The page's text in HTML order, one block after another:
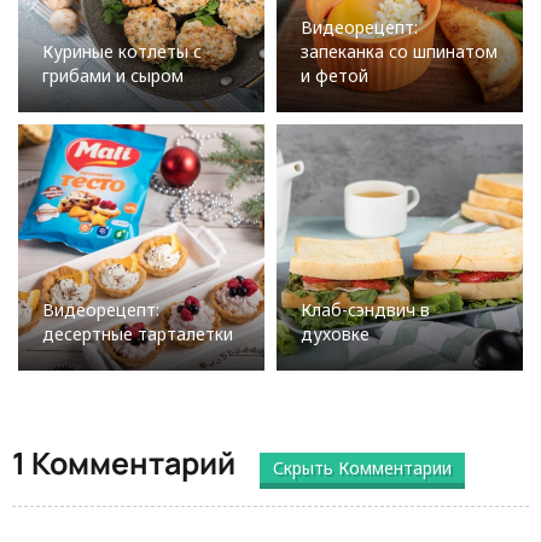
Куриные котлеты с
грибами и сыром
Видеорецепт:
запеканка со шпинатом
и фетой
Видеорецепт:
десертные тарталетки
Клаб-сэндвич в
духовке
1 Комментарий Скрыть Комментарии